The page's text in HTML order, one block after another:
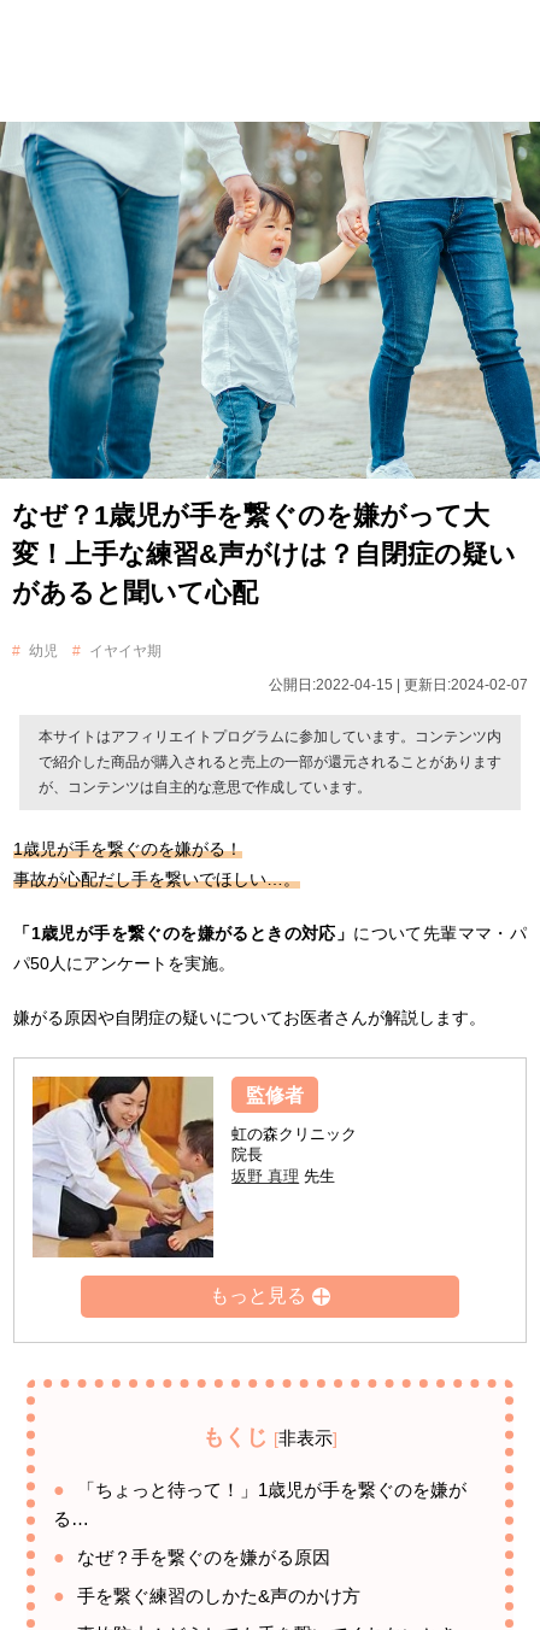
なぜ？1歳児が手を繋ぐのを嫌がって大
変！上手な練習&声がけは？自閉症の疑い
があると聞いて心配
幼児
イヤイヤ期
公開日:2022-04-15 | 更新日:2024-02-07
本サイトはアフィリエイトプログラムに参加しています。コンテンツ内
で紹介した商品が購入されると売上の一部が還元されることがあります
が、コンテンツは自主的な意思で作成しています。
1歳児が手を繋ぐのを嫌がる！
事故が心配だし手を繋いでほしい…。
「1歳児が手を繋ぐのを嫌がるときの対応」 について先輩ママ・パ
パ50人にアンケートを実施。
嫌がる原因や自閉症の疑いについてお医者さんが解説します。
監修者
虹の森クリニック
院長
坂野 真理 先生
もくじ [非表示]
「ちょっと待って！」1歳児が手を繋ぐのを嫌が
る…
なぜ？手を繋ぐのを嫌がる原因
手を繋ぐ練習のしかた&声のかけ方